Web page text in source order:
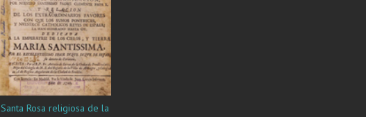
Santa Rosa religiosa de la